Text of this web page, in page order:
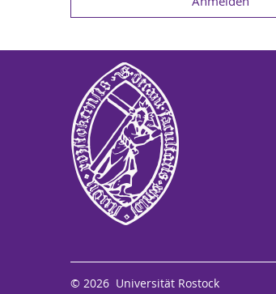
© 2026 Universität Rostock